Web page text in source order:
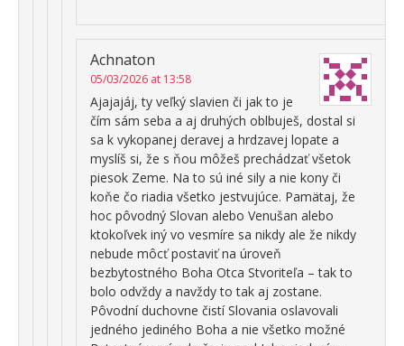
Achnaton
05/03/2026 at 13:58
Ajajajáj, ty veľký slavien či jak to je
čím sám seba a aj druhých oblbuješ, dostal si
sa k vykopanej deravej a hrdzavej lopate a
myslíš si, že s ňou môžeš prechádzať všetok
piesok Zeme. Na to sú iné sily a nie kony či
koňe čo riadia všetko jestvujúce. Pamätaj, že
hoc pôvodný Slovan alebo Venušan alebo
ktokoľvek iný vo vesmíre sa nikdy ale že nikdy
nebude môcť postaviť na úroveň
bezbytostného Boha Otca Stvoriteľa – tak to
bolo odvždy a navždy to tak aj zostane.
Pôvodní duchovne čistí Slovania oslavovali
jedného jediného Boha a nie všetko možné